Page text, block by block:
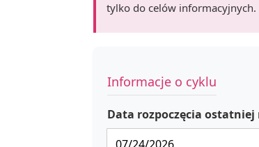
tylko do celów informacyjnych.
Informacje o cyklu
Data rozpoczęcia ostatniej